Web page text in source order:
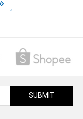
SUBMIT